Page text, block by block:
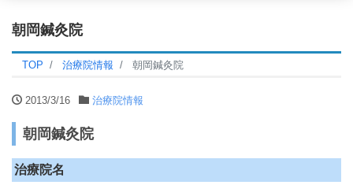
朝岡鍼灸院
TOP 治療院情報 朝岡鍼灸院
2013/3/16 治療院情報
朝岡鍼灸院
治療院名